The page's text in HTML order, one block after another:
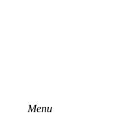
Menu